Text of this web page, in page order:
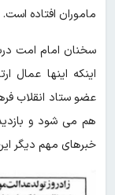
ماموران افتاده است.
سخنان امام امت
اینکه اینها عمال
عضو ستاد انقلاب
هم می شود و
خبرهای مهم دیگر